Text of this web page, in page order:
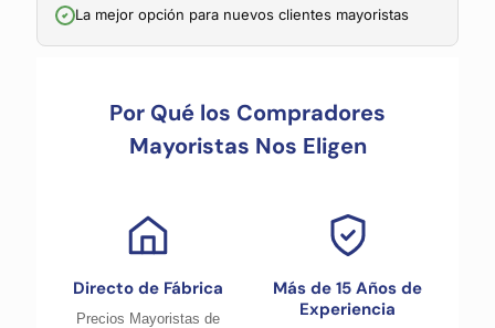
La mejor opción para nuevos clientes mayoristas
Por Qué los Compradores
Mayoristas Nos Eligen
Directo de Fábrica
Precios Mayoristas de
Más de 15 Años de
Experiencia